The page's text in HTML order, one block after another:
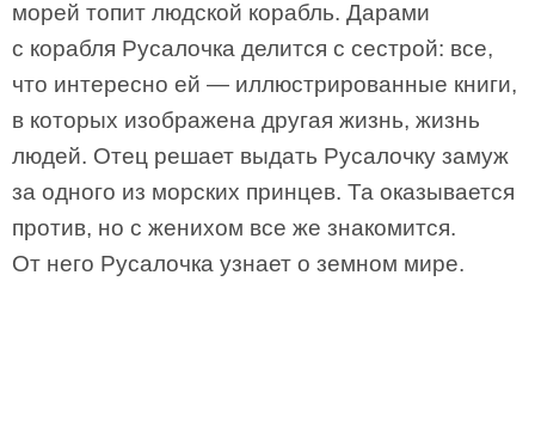
морей топит людской корабль. Дарами
с корабля Русалочка делится с сестрой: все,
что интересно ей — иллюстрированные книги,
в которых изображена другая жизнь, жизнь
людей. Отец решает выдать Русалочку замуж
за одного из морских принцев. Та оказывается
против, но с женихом все же знакомится.
От него Русалочка узнает о земном мире.